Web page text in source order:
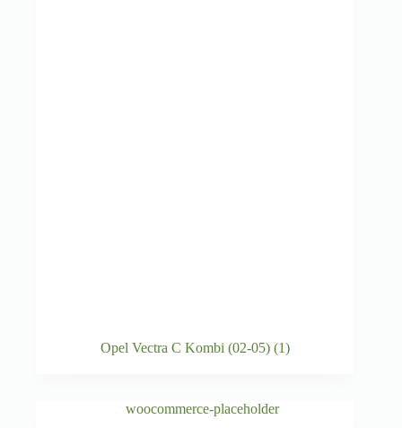
Opel Vectra C Kombi (02-05) (1)